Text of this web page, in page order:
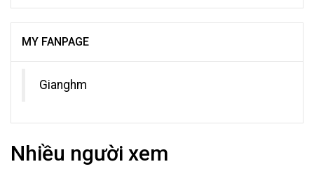
MY FANPAGE
Gianghm
Nhiều người xem